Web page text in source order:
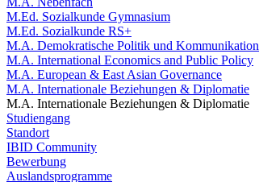
M.Ed. Sozialkunde Gymnasium
M.Ed. Sozialkunde RS+
M.A. Demokratische Politik und Kommunikation
M.A. International Economics and Public Policy
M.A. European & East Asian Governance
M.A. Internationale Beziehungen & Diplomatie
M.A. Internationale Beziehungen & Diplomatie
Studiengang
Standort
IBID Community
Bewerbung
Auslandsprogramme